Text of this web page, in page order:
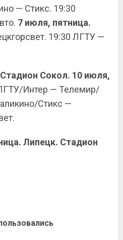
— Стикс. 19:30
7 июля, пятница.
19:30 ЛГТУ —
Сокол. 10 июля,
Интер — Телемир/
Стикс —
Липецк. Стадион